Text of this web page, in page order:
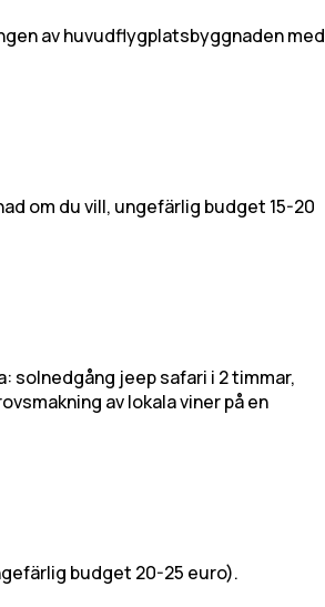
av huvudflygplatsbyggnaden med
om du vill, ungefärlig budget 15-20
solnedgång jeep safari i 2 timmar,
av lokala viner på en
budget 20-25 euro).